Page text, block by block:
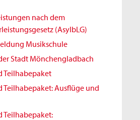
nach dem
(AsylbLG)
Musikschule
Stadt Mönchengladbach
Teilhabepaket
Teilhabepaket: Ausflüge und
Teilhabepaket: